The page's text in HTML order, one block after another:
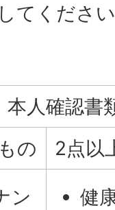
てくださ
本人確認書
の
2点以
ン
健